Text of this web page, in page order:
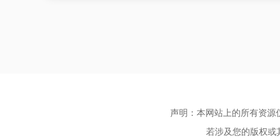
声明：本网站上的所有资源
若涉及您的版权或